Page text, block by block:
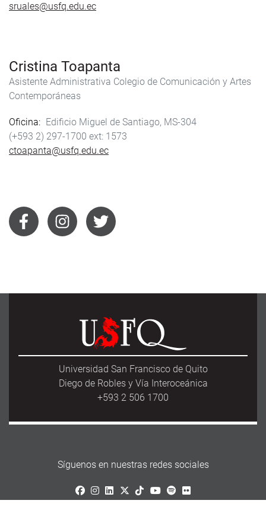
sruales@usfq.edu.ec
Cristina Toapanta
Asistente Administrativa Colegio de Comunicación y Artes
Contemporáneas
Oficina
Edificio Miguel de Santiago, MS-304
(+593 2) 297-1700
1573
ctoapanta@usfq.edu.ec
Universidad San Francisco de Quito
Diego de Robles y Vía Interoceánica
+593 2 506 1700
Síguenos en nuestras redes sociales